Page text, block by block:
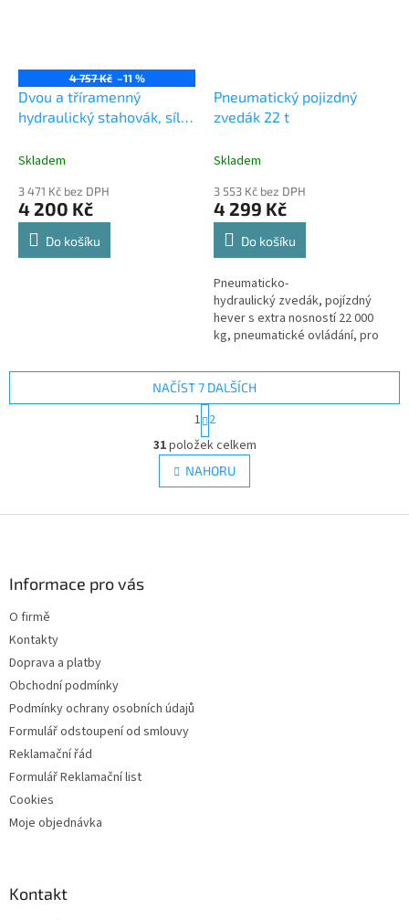
4 757 Kč –11 %
Dvou a tříramenný
hydraulický stahovák, síla
Skladem
3 471 Kč bez DPH
4 200 Kč
Do košíku
Pneumatický pojizdný
zvedák 22 t
Skladem
3 553 Kč bez DPH
4 299 Kč
Do košíku
Pneumaticko-
hydraulický zvedák, pojízdný
hever s extra nosností 22 000
kg, pneumatické ovládání, pro
G01068. Speciální těžký...
O
v
l
á
NAČÍST 7 DALŠÍCH
S
t
r
á
n
k
v
1 2
31položek celkem
NAHORU
Informace pro vás
O firmě
Kontakty
Doprava a platby
Obchodní podmínky
Podmínky ochrany osobních údajů
Formulář odstoupení od smlouvy
Reklamační řád
Formulář Reklamační list
Cookies
Moje objednávka
Kontakt